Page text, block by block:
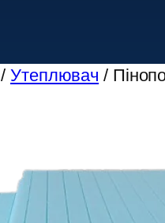
/Утеплювач /